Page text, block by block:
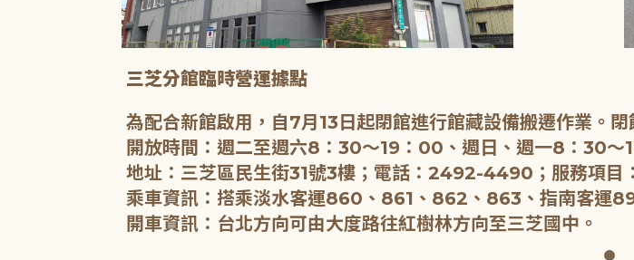
三芝分館臨時營運據點
為配合新館啟用，自7月13日起閉館進行館藏設備搬遷作業。
開放時間：週二至週六8：30～19：00、週日、週一8：30～
地址：三芝區民生街31號3樓；電話：2492-4490；服務項目
乘車資訊：搭乘淡水客運860、861、862、863、指南客運
開車資訊：台北方向可由大度路往紅樹林方向至三芝國中。